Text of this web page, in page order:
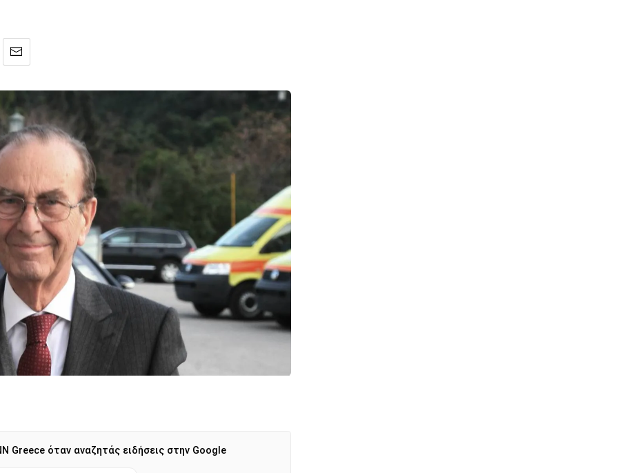
Greece όταν αναζητάς ειδήσεις στην Google